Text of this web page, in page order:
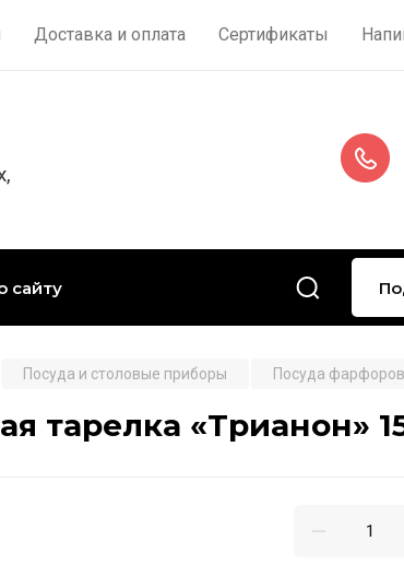
Доставка и оплата Сертификаты
Посуда и столовые приборы Посуда
тарелка «Трианон»